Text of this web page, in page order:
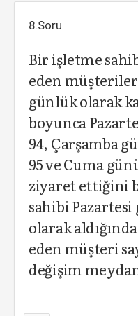
8.Soru
Bir işletme
eden
günlük olarak
boyunca
94, Çarşamba
95 ve Cuma
ziyaret ettiğini
sahibi
olarak
eden müşteri
değişim